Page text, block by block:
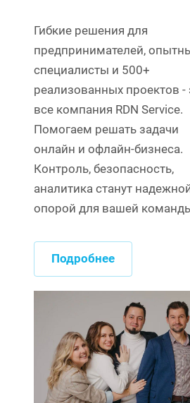
Гибкие решения для
предпринимателей,
специалисты и 500+
реализованных проектов -
все компания RDN Service.
Помогаем решать задачи
онлайн и офлайн-бизнеса.
Контроль, безопасность,
аналитика станут
опорой для вашей
Подробнее